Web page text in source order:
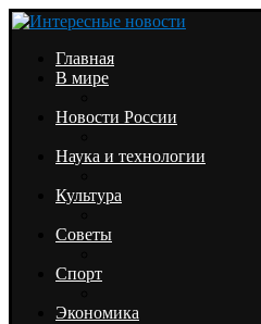
Главная
В мире
Новости России
Наука и технологии
Культура
Советы
Спорт
Экономика